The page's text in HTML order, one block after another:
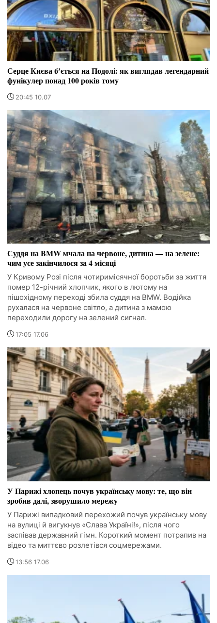
Серце Києва бʼється на Подолі: як виглядав легендарний
фунікулер понад 100 років тому
20:45 10.07
Суддя на BMW мчала на червоне, дитина — на зелене:
чим усе закінчилося за 4 місяці
У Кривому Розі після чотиримісячної боротьби за життя
помер 12-річний хлопчик, якого в лютому на
пішохідному переході збила суддя на BMW. Водійка
рухалася на червоне світло, а дитина з мамою
переходили дорогу на зелений сигнал.
17:05 17.06
У Парижі хлопець почув українську мову: те, що він
зробив далі, зворушило мережу
У Парижі випадковий перехожий почув українську мову
на вулиці й вигукнув «Слава Україні!», після чого
заспівав державний гімн. Короткий момент потрапив на
відео та миттєво розлетівся соцмережами.
13:56 17.06